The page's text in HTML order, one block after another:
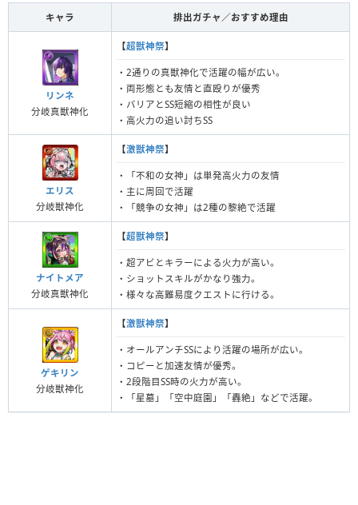
キャラ 排出ガチャ／おすすめ理由
リンネ
分岐真獣神化
【超獣神祭】
・2通りの真獣神化で活躍の幅が広い。
・両形態とも友情と直殴りが優秀
・バリアとSS短縮の相性が良い
・高火力の追い討ちSS
エリス
分岐獣神化
【激獣神祭】
・「不和の女神」は単発高火力の友情
・主に周回で活躍
・「競争の女神」は2種の黎絶で活躍
ナイトメア
分岐真獣神化
【超獣神祭】
・超アビとキラーによる火力が高い。
・ショットスキルがかなり強力。
・様々な高難易度クエストに行ける。
ゲキリン
分岐獣神化
【激獣神祭】
・オールアンチSSにより活躍の場所が広い。
・コピーと加速友情が優秀。
・2段階目SS時の火力が高い。
・「星墓」「空中庭園」「轟絶」などで活躍。